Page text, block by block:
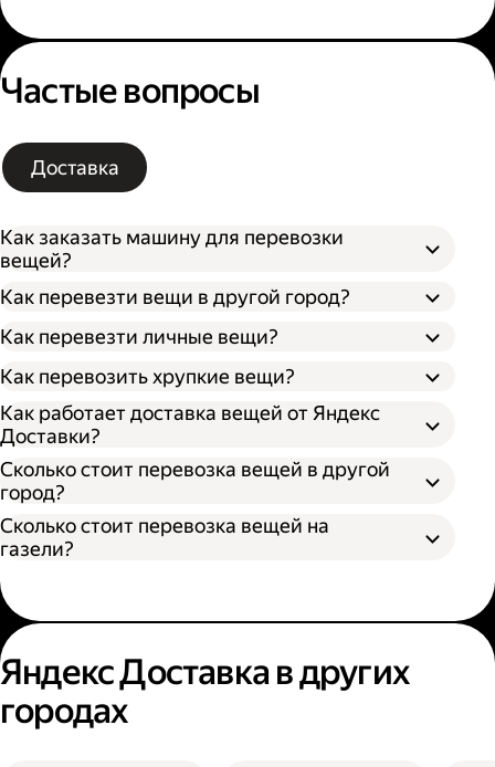
Частые вопросы
Доставка
Как заказать машину для перевозки
вещей?
Как перевезти вещи в другой город?
Как перевезти личные вещи?
Как перевозить хрупкие вещи?
Как работает доставка вещей от Яндекс
Доставки?
Сколько стоит перевозка вещей в другой
город?
Сколько стоит перевозка вещей на
газели?
Яндекс Доставка в других
городах